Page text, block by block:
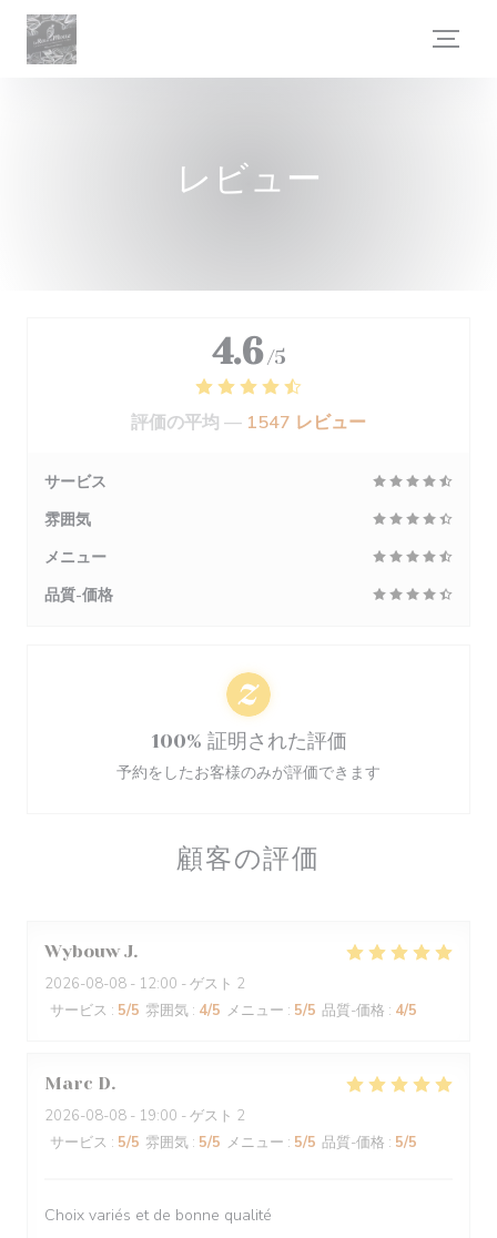
クッキー利用の管理について
レビュー
顧客の評価
Wybouw J
2026-08-08 - 12:00 - ゲスト 2
サービス : 5/5 雰囲気 : 4/5 メニュー : 5/5 品質-価格 : 4/5
Marc D
2026-08-08 - 19:00 - ゲスト 2
サービス : 5/5 雰囲気 : 5/5 メニュー : 5/5 品質-価格 : 5/5
Choix variés et de bonne qualité
4.6 /5
評価の平均 — 1547 レビュー
サービス
雰囲気
メニュー
品質-価格
100% 証明された評価
予約をしたお客様のみが評価できます